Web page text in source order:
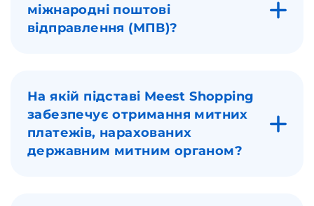
міжнародні поштові
відправлення (МПВ)?
На якій підставі Meest Shopping
забезпечує отримання митних
платежів, нарахованих
державним митним органом?